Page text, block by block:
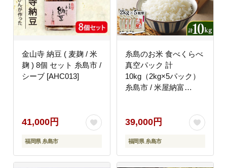
金山寺 納豆 ( 麦麹 / 米
麹 ) 8個 セット 糸島市 /
シーブ [AHC013]
41,000円
福岡県 糸島市
糸島のお米 食べくらべ
真空パック 計
10kg（2kg×5パック）
糸島市 / 米屋納富
39,000円
福岡県 糸島市